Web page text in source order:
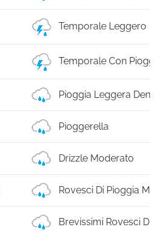
Temporale Leggero
Temporale Con
Pioggia Leggera
Pioggerella
Drizzle Moderato
Rovesci Di Pioggia
Brevissimi Rovesci Di